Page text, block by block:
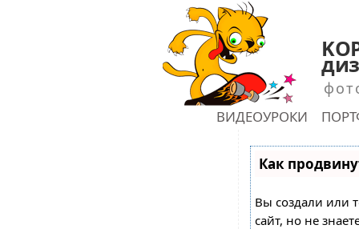
ВИДЕОУРОКИ
Как
Вы создали или
сайт, но не